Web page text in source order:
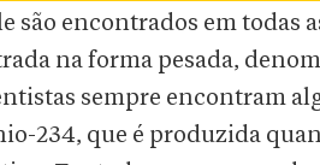
são encontrados em todas
na forma pesada,
sempre encontram
234, que é produzida